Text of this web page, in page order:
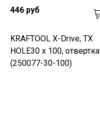
446 руб
KRAFTOOL Х-Drive, TX
HOLE30 x 100, отвертка
(250077-30-100)